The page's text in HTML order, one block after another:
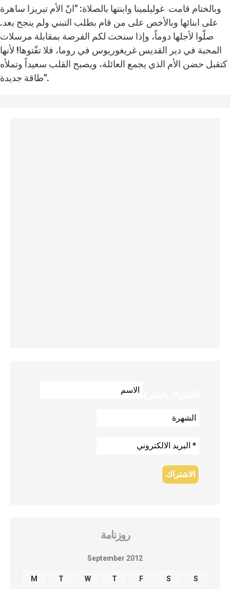
وبالختام قامت غوليلمينا وابنتها بالصلاة: "انّ الأم تيريزا ساهرة
على ابنائها وبالأخص على من قام بطلب التبني ولم ينجح بعد.
صلّوا لأجلها دوماً، وإذا سنحت لكم الفرصة بمقابلة مرسلات
المحبة في دير القديس غريغوريوس في روما، فلا تفّتوها! لأنها
كتقبل حضن الأم الذي يجمع العائلة، ويصبح القلب سعيداً وتملأه
طاقة جديدة".
روزنامة
September 2012
M T W T F S S